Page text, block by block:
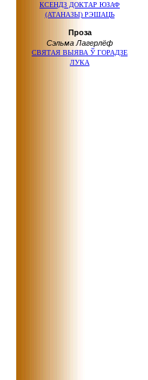
КСЕНДЗ ДОКТАР ЮЗАФ
(АТАНАЗЫ) РЭШАЦЬ
Проза
Сэльма Лагерлёф
СВЯТАЯ ВЫЯВА Ў ГОРАДЗЕ
ЛУКА